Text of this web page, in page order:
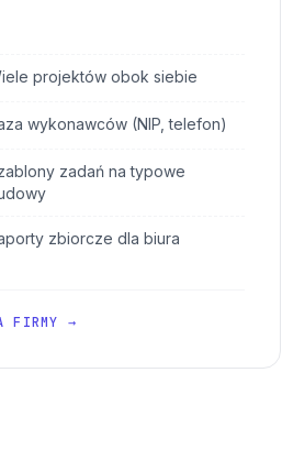
projektów obok siebie
wykonawców (NIP, telefon)
zadań na typowe
zbiorcze dla biura
FIRMY →